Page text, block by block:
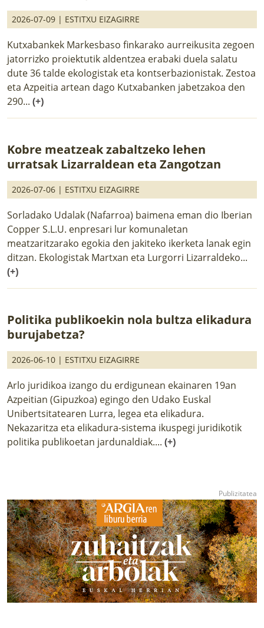
2026-07-09 | ESTITXU EIZAGIRRE
Kutxabankek Markesbaso finkarako aurreikusita zegoen
jatorrizko proiektutik aldentzea erabaki duela salatu
dute 36 talde ekologistak eta kontserbazionistak. Zestoa
eta Azpeitia artean dago Kutxabanken jabetzakoa den
290... (+)
Kobre meatzeak zabaltzeko lehen
urratsak Lizarraldean eta Zangotzan
2026-07-06 | ESTITXU EIZAGIRRE
Sorladako Udalak (Nafarroa) baimena eman dio Iberian
Copper S.L.U. enpresari lur komunaletan
meatzaritzarako egokia den jakiteko ikerketa lanak egin
ditzan. Ekologistak Martxan eta Lurgorri Lizarraldeko...
(+)
Politika publikoekin nola bultza elikadura
burujabetza?
2026-06-10 | ESTITXU EIZAGIRRE
Arlo juridikoa izango du erdigunean ekainaren 19an
Azpeitian (Gipuzkoa) egingo den Udako Euskal
Unibertsitatearen Lurra, legea eta elikadura.
Nekazaritza eta elikadura-sistema ikuspegi juridikotik
politika publikoetan jardunaldiak.... (+)